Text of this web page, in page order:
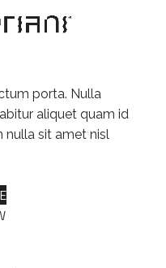
porta. Nulla
aliquet quam id
nulla sit amet nisl